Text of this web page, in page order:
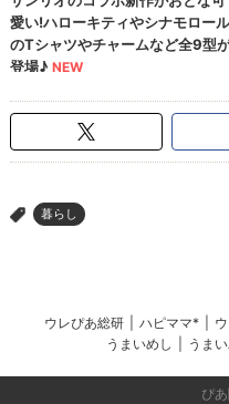
> 暮らし
ウレぴあ総研 ハピママ*
うまいめし
うま
ぴ